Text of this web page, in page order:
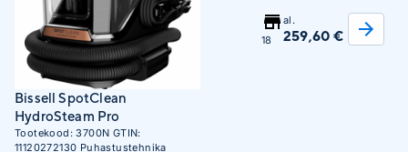
Bissell SpotClean
HydroSteam Pro
Tootekood:3700N GTIN:
11120272130 Puhastustehnika
18
al.
259,60 €